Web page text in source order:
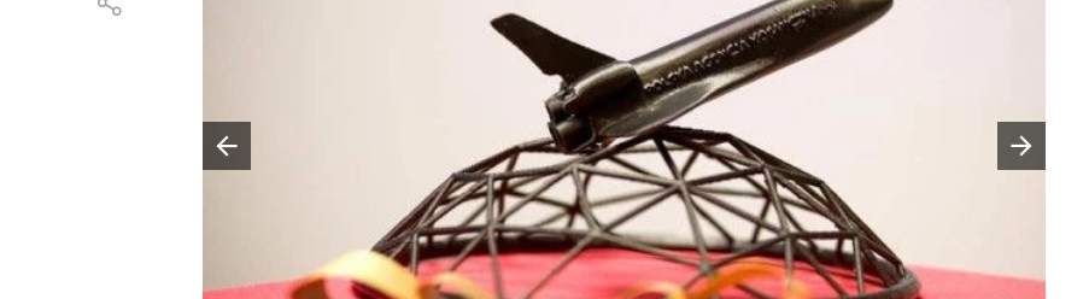
Poprzedni slajd
Następny slajd